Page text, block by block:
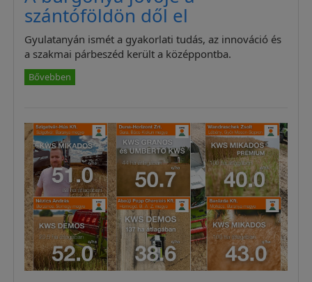
szántóföldön dől el
Gyulatanyán ismét a gyakorlati tudás, az innováció és
a szakmai párbeszéd került a középpontba.
Bővebben